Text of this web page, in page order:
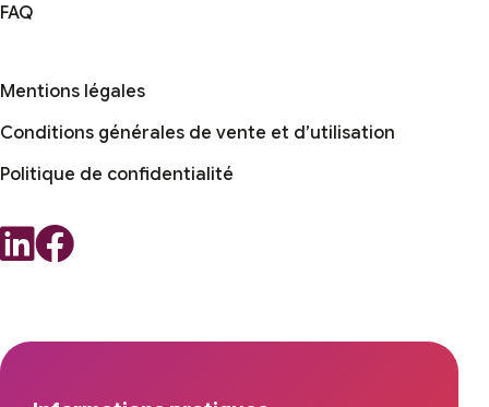
FAQ
Mentions légales
Conditions générales de vente et d’utilisation
Politique de confidentialité